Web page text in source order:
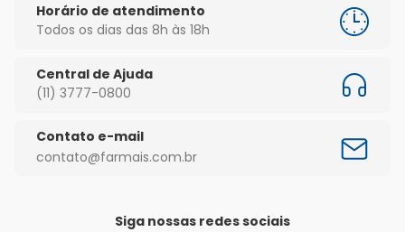
Horário de atendimento
Todos os dias das 8h às 18h
Central de Ajuda
(11) 3777-0800
Contato e-mail
contato@farmais.com.br
Siga nossas redes sociais